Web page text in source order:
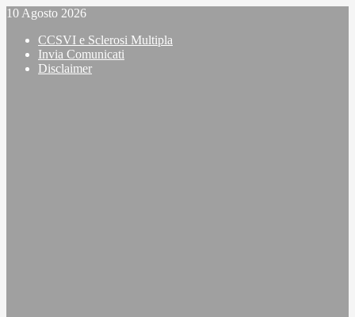
Vai
contenuto
10 Agosto 2026
CCSVI e Sclerosi Multipla
Invia Comunicati
Disclaimer